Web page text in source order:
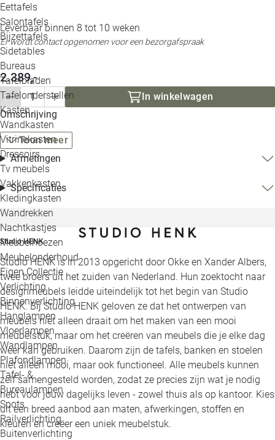
Eettafels
Salontafels
Bijzettafels
Sidetables
Bureaus
Tafelbladen
Tafelonderstellen
Kasten
Wandkasten
Vitrinekasten
Dressoirs
Tv meubels
Vakkenkasten
Kledingkasten
Wandrekken
Nachtkastjes
Meubelhoezen
Meubelonderhoud
Eigen Collectie
Verlichting
Binnenverlichting
Hanglampen
Vloerlampen
Wandlampen
Plafondlampen
Tafel- &
Bureaulampen
Spots
Railverlichting
Buitenverlichting
Alle
Leverbaar binnen 8 tot 10 weken
Er wordt contact opgenomen voor een bezorgafspraak
2.389,-
In winkelwagen
Omschrijving
Toon meer
Afmetingen
Specificaties
Studio HENK
Studio HENK is in 2013 opgericht door Okke en Xander Albers,
twee broers uit het zuiden van Nederland. Hun zoektocht naar
designmeubels leidde uiteindelijk tot het begin van Studio
HENK. Bij Studio HENK geloven ze dat het ontwerpen van
meubels niet alleen draait om het maken van een mooi
meubelstuk, maar om het creëren van meubels die je elke dag
weer kan gebruiken. Daarom zijn de tafels, banken en stoelen
niet alleen mooi, maar ook functioneel. Alle meubels kunnen
zelf samengesteld worden, zodat ze precies zijn wat je nodig
hebt voor jouw dagelijks leven - zowel thuis als op kantoor. Kies
uit een breed aanbod aan maten, afwerkingen, stoffen en
kleuren en creëer een uniek meubelstuk.